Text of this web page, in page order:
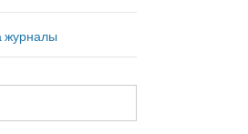
журналы